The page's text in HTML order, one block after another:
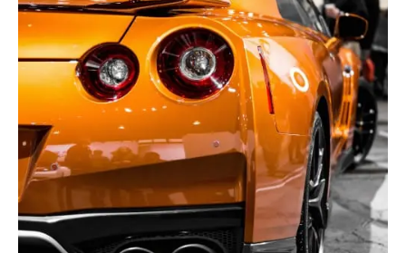
SELLAMOS EL LIBRO DE
MANTENIMIENTO OFICIAL
PIDE CITA